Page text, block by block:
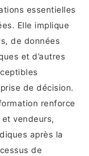
essentielles
Elle implique
de données
et d’autres
de décision.
renforce
vendeurs,
après la
de